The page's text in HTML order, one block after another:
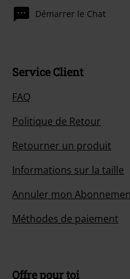
Démarrer le Chat
Service Client
FAQ
Politique de Retour
Retourner un produit
Informations sur la taille
Annuler mon
Méthodes de paiement
Offre pour toi